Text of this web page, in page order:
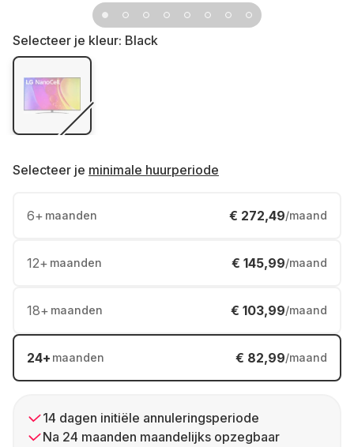
Selecteer je kleur: Black
Selecteer je minimale huurperiode
6+ maanden € 272,49/maand
12+ maanden € 145,99/maand
18+ maanden € 103,99/maand
24+ maanden € 82,99/maand
14 dagen initiële annuleringsperiode
Na 24 maanden maandelijks opzegbaar